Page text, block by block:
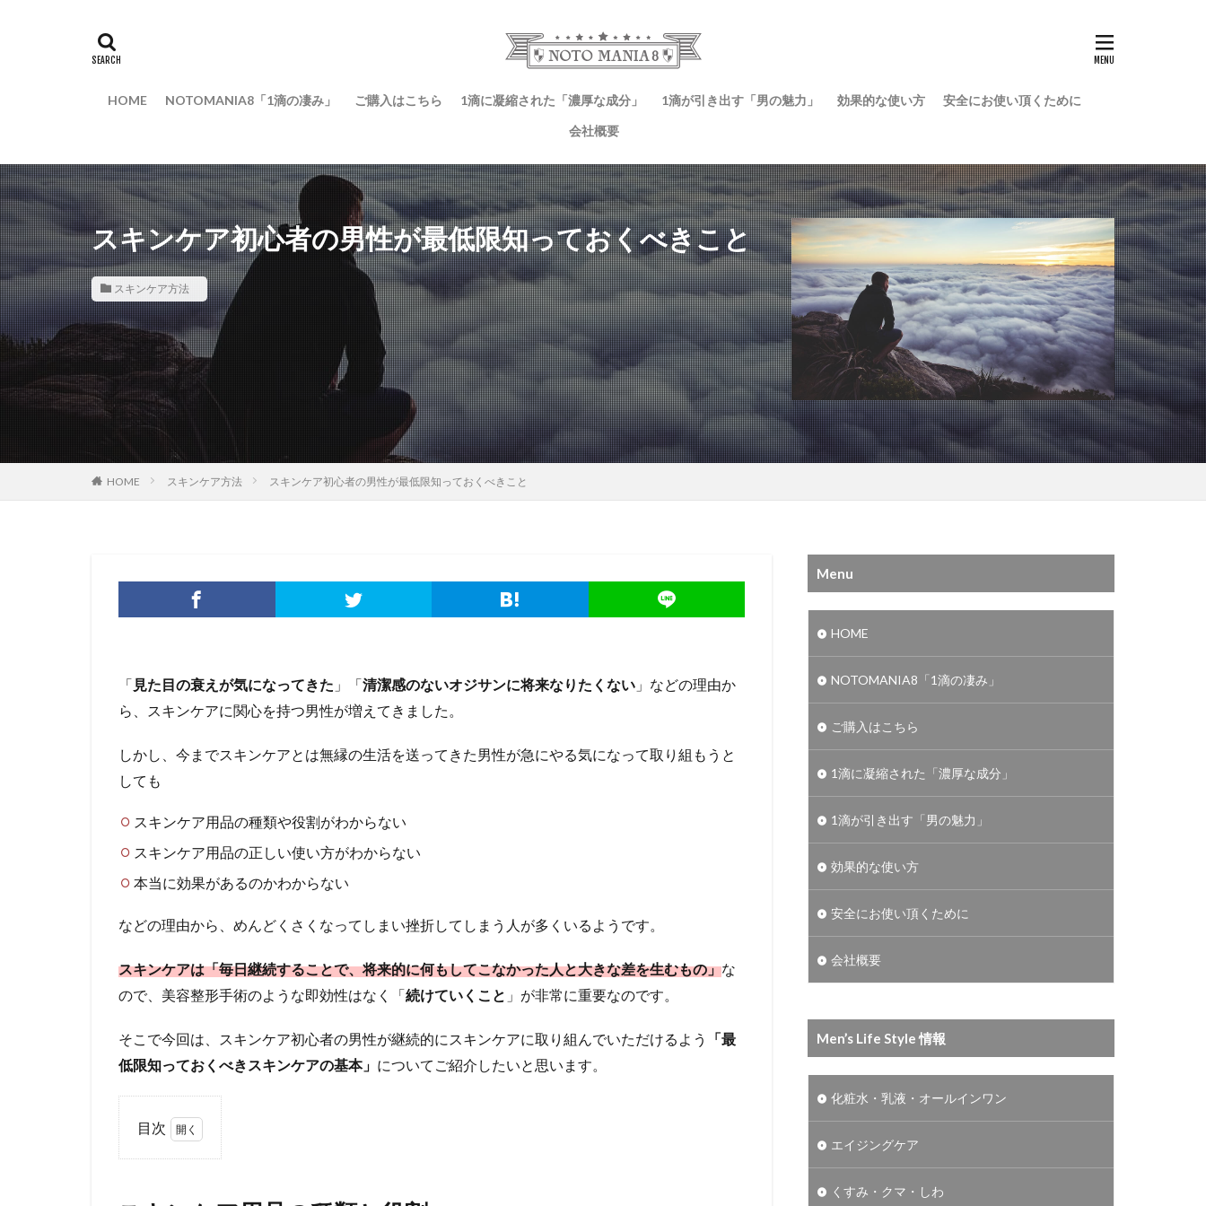
HOME NOTOMANIA8「1滴の凄み」 ご購入はこちら 1滴に凝縮された「濃厚な成分」 1滴が引き出す「男の魅力」 効果的な使い方
安全にお使い頂くために
会社概要
スキンケア初心者の男性が最低限知っておくべきこと
スキンケア方法
HOME スキンケア方法 スキンケア初心者の男性が最低限知っておくべきこと
「 見た目の衰えが気になってきた 」「清潔感のないオジサンに将来なりたくない 」などの理由か
ら、スキンケアに関心を持つ男性が増えてきました。
しかし、今までスキンケアとは無縁の生活を送ってきた男性が急にやる気になって取り組もうと
しても
スキンケア用品の種類や役割がわからない
スキンケア用品の正しい使い方がわからない
本当に効果があるのかわからない
などの理由から、めんどくさくなってしまい挫折してしまう人が多くいるようです。
スキンケアは「毎日継続することで、将来的に何もしてこなかった人と大きな差を生むもの」な
ので、美容整形手術のような即効性はなく「続けていくこと 」が非常に重要なのです。
そこで今回は、スキンケア初心者の男性が継続的にスキンケアに取り組んでいただけるよう
「最
低限知っておくべきスキンケアの基本」 についてご紹介したいと思います。
目次
Menu
HOME
NOTOMANIA8「1滴の凄み」
ご購入はこちら
1滴に凝縮された「濃厚な成分」
1滴が引き出す「男の魅力」
効果的な使い方
安全にお使い頂くために
会社概要
Men’s Life Style 情報
化粧水・乳液・オールインワン
エイジングケア
くすみ・クマ・しわ